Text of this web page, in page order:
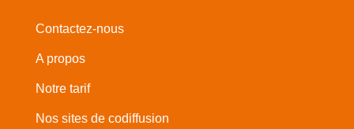
Contactez-nous
A propos
Notre tarif
Nos sites de codiffusion